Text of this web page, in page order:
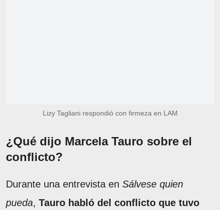
Lizy Tagliani respondió con firmeza en LAM
¿Qué dijo Marcela Tauro sobre el
conflicto?
Durante una entrevista en Sálvese quien
pueda, Tauro habló del conflicto que tuvo